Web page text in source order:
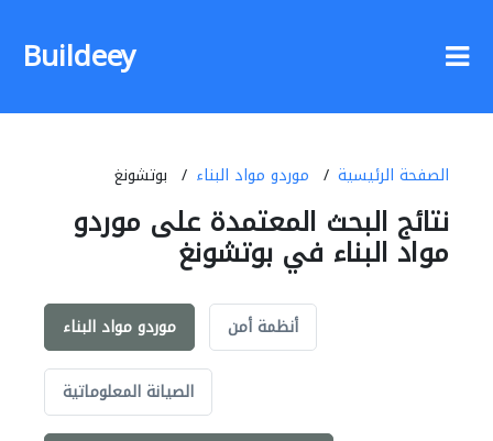
Buildeey
الصفحة الرئيسية موردو مواد البناء بوتشونغ
نتائج البحث المعتمدة على موردو
مواد البناء في بوتشونغ
موردو مواد البناء أنظمة أمن
الصيانة المعلوماتية